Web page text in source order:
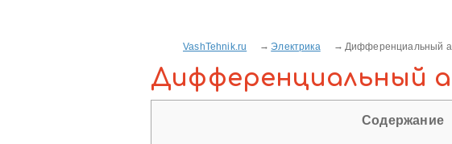
VashTehnik.ru Электрика Дифференциальный
Дифференциальный
Содержание